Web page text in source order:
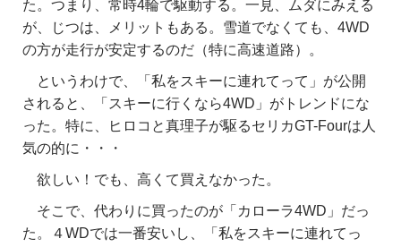
た。つまり、常時4輪で駆動する。一見、ムダにみえる
が、じつは、メリットもある。雪道でなくても、4WD
の方が走行が安定するのだ（特に高速道路）。
というわけで、「私をスキーに連れてって」が公開
されると、「スキーに行くなら4WD」がトレンドにな
った。特に、ヒロコと真理子が駆るセリカGT-Fourは人
気の的に・・・
欲しい！でも、高くて買えなかった。
そこで、代わりに買ったのが「カローラ4WD」だっ
た。４WDでは一番安いし、「私をスキーに連れてっ